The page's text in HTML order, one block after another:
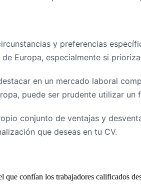
y preferencias
Europa, especialmente si
en un mercado laboral
puede ser prudente utilizar
conjunto de ventajas y
que deseas en tu CV.
confían los trabajadores calificados